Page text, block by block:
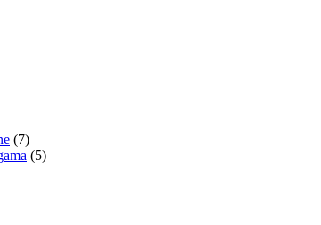
(7)
(5)